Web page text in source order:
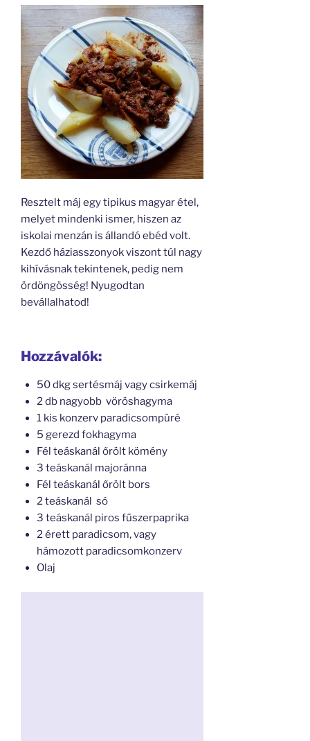
Resztelt máj egy tipikus magyar étel,
melyet mindenki ismer, hiszen az
iskolai menzán is állandó ebéd volt.
Kezdő háziasszonyok viszont túl nagy
kihívásnak tekintenek, pedig nem
ördöngösség! Nyugodtan
bevállalhatod!
Hozzávalók:
50 dkg sertésmáj vagy csirkemáj
2 db nagyobb vöröshagyma
1 kis konzerv paradicsompüré
5 gerezd fokhagyma
Fél teáskanál őrölt kömény
3 teáskanál majoránna
Fél teáskanál őrölt bors
2 teáskanál só
3 teáskanál piros fűszerpaprika
2 érett paradicsom, vagy
hámozott paradicsomkonzerv
Olaj